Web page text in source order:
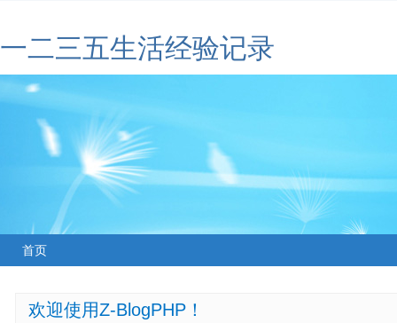
一二三五生活经验记录
首页
欢迎使用Z-BlogPHP！